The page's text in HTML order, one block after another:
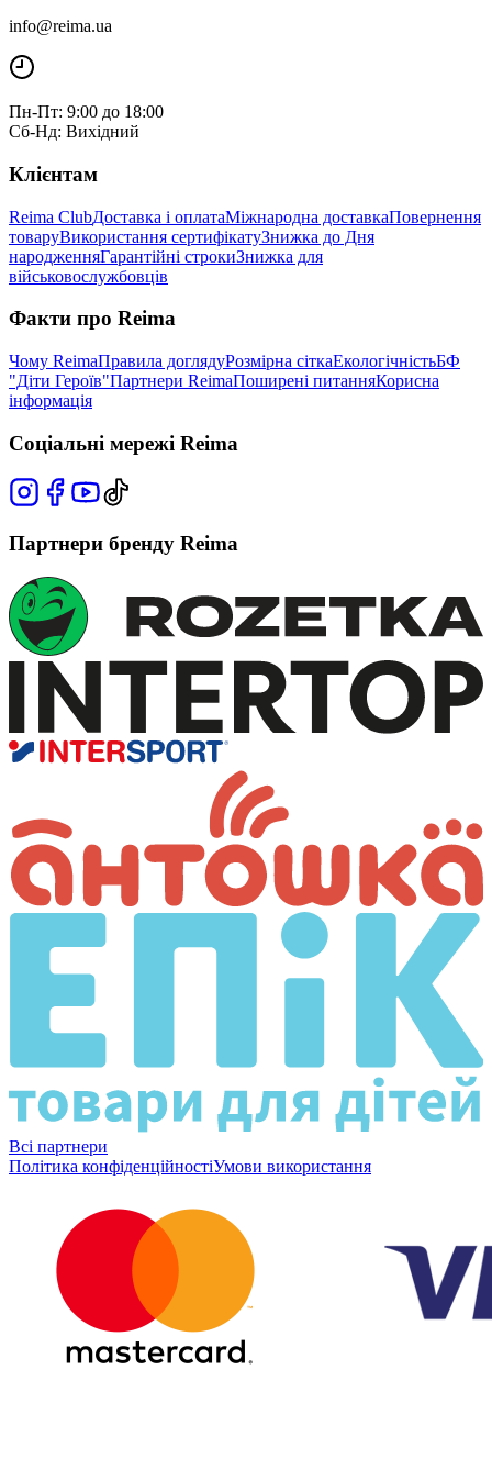
info@reima.ua
Пн-Пт: 9:00 до 18:00
Сб-Нд: Вихідний
Клієнтам
Reima ClubДоставка і оплатаМіжнародна доставкаПовернення
товаруВикористання сертифікатуЗнижка до Дня
народженняГарантійні строкиЗнижка для
військовослужбовців
Факти про Reima
Чому ReimaПравила доглядуРозмірна сіткаЕкологічністьБФ
"Діти Героїв"Партнери ReimaПоширені питанняКорисна
інформація
Соціальні мережі Reima
Партнери бренду Reima
Всі партнери
Політика конфіденційностіУмови використання